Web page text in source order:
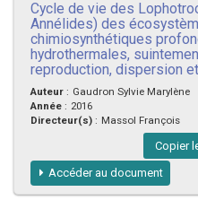
Cycle de vie des
Annélides) des
chimiosynthétiques
hydrothermales,
reproduction, dispersion
Auteur : Gaudron Sylvie Marylène
Année : 2016
Directeur(s) : Massol François
Copier
Accéder au document